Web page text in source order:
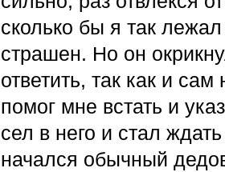
сколько бы я так
страшен. Но он
ответить, так как и
помог мне встать и
сел в него и стал
начался обычный